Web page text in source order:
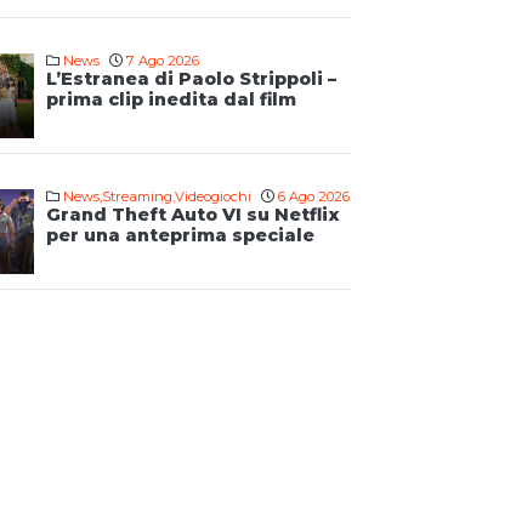
News 7 Ago 2026
L’Estranea di Paolo Strippoli –
prima clip inedita dal film
News,Streaming,Videogiochi 6 Ago 2026
Grand Theft Auto VI su Netflix
per una anteprima speciale